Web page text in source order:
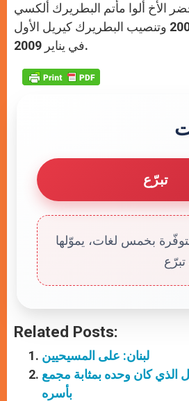
الأخ ألوا مأتم البطريرك ألكسي
الثاني في ديسمبر 2008 وتنصيب البطريرك كيريل الأول
في يناير 2009.
تبرّع
بخمس لغات، يموّلها
Related Posts:
لبنان: على المسيحيين
الذي كان وحده بمثابة مجمع
بأسره